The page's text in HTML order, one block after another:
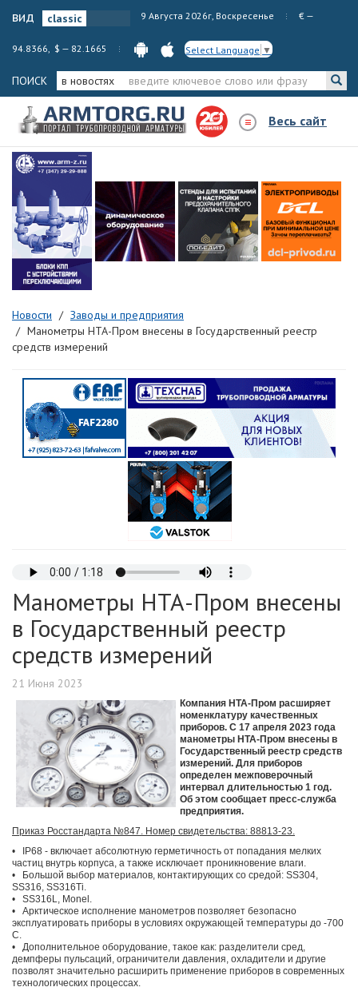
вид 9 Августа 2026г, Воскресенье € —
94.8366, $ — 82.1665 Select Language ▼
ПОИСК в новостях
Весь сайт
Новости
Заводы и предприятия
Манометры НТА-Пром внесены в Государственный реестр
средств измерений
Манометры НТА-Пром внесены
в Государственный реестр
средств измерений
21 Июня 2023
Компания НТА-Пром расширяет
номенклатуру качественных
приборов. С 17 апреля 2023 года
манометры НТА-Пром внесены в
Государственный реестр средств
измерений. Для приборов
определен межповерочный
интервал длительностью 1 год.
Об этом сообщает пресс-служба
предприятия.
Приказ Росстандарта №847. Номер свидетельства: 88813-23.
•
IP68 - включает абсолютную герметичность от попадания мелких
частиц внутрь корпуса, а также исключает проникновение влаги.
•
Большой выбор материалов, контактирующих со средой: SS304,
SS316, SS316Ti.
• SS316L, Monel.
• Арктическое исполнение манометров позволяет безопасно
эксплуатировать приборы в условиях окружающей температуры до -700
С.
• Дополнительное оборудование, такое как: разделители сред,
демпферы пульсаций, ограничители давления, охладители и другие
позволят значительно расширить применение приборов в современных
технологических процессах.